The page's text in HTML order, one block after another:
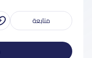
متابعة